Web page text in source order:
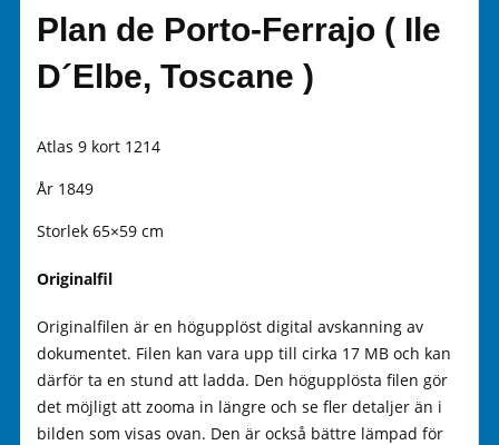
Plan de Porto-Ferrajo ( Ile
D´Elbe, Toscane )
Atlas 9 kort 1214
År 1849
Storlek 65×59 cm
Originalfil
Originalfilen är en högupplöst digital avskanning av
dokumentet. Filen kan vara upp till cirka 17 MB och kan
därför ta en stund att ladda. Den högupplösta filen gör
det möjligt att zooma in längre och se fler detaljer än i
bilden som visas ovan. Den är också bättre lämpad för